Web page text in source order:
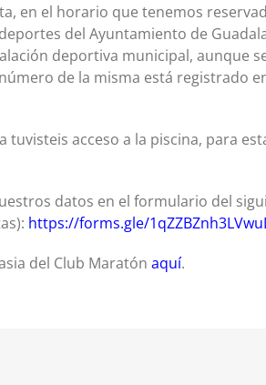
en el horario que tenemos
del Ayuntamiento de
deportiva municipal, aunque
de la misma está registrado
tuvisteis acceso a la piscina, para
datos en el formulario del
https://forms.gle/
del Club Maratón aquí.